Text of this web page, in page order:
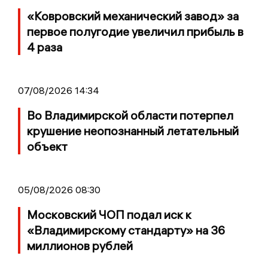
«Ковровский механический завод» за
первое полугодие увеличил прибыль в
4 раза
07/08/2026 14:34
Во Владимирской области потерпел
крушение неопознанный летательный
объект
05/08/2026 08:30
Московский ЧОП подал иск к
«Владимирскому стандарту» на 36
миллионов рублей